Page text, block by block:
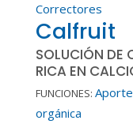
Correctores
Calfruit
SOLUCIÓN DE
RICA EN
FUNCIONES:
orgánica